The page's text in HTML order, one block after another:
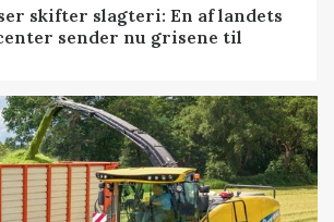
skifter slagteri: En af landets
sender nu grisene til